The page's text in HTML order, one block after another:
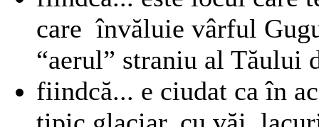
care învăluie vârful
“aerul” straniu al Tăului
fiindcă... e ciudat ca în